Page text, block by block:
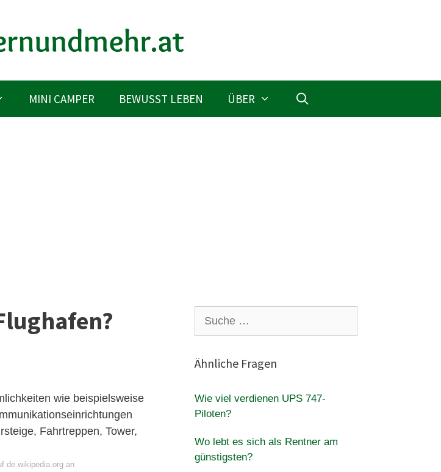
MINI CAMPER BEWUSST LEBEN ÜBER
wie beispielsweise
Fahrtreppen, Tower,
de.wikipedia.org an
nach:
Ähnliche Fragen
Wie viel verdienen UPS 747-
Piloten?
Wo lebt es sich als Rentner am
günstigsten?